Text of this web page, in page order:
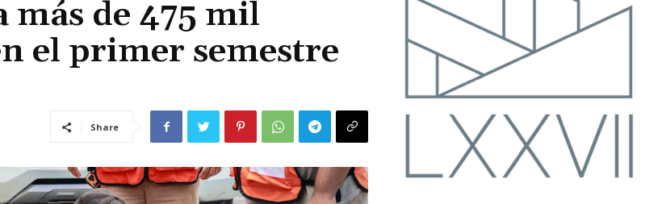
más de 475 mil
el primer semestre
Share